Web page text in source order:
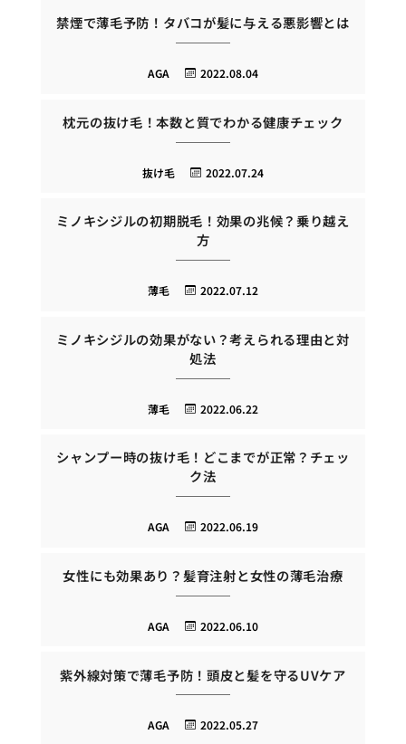
禁煙で薄毛予防！タバコが髪に与える悪影響とは
2022.08.04
AGA
枕元の抜け毛！本数と質でわかる健康チェック
2022.07.24
抜け毛
ミノキシジルの初期脱毛！効果の兆候？乗り越え
方
2022.07.12
薄毛
ミノキシジルの効果がない？考えられる理由と対
処法
2022.06.22
薄毛
シャンプー時の抜け毛！どこまでが正常？チェッ
ク法
2022.06.19
AGA
女性にも効果あり？髪育注射と女性の薄毛治療
2022.06.10
AGA
紫外線対策で薄毛予防！頭皮と髪を守るUVケア
2022.05.27
AGA